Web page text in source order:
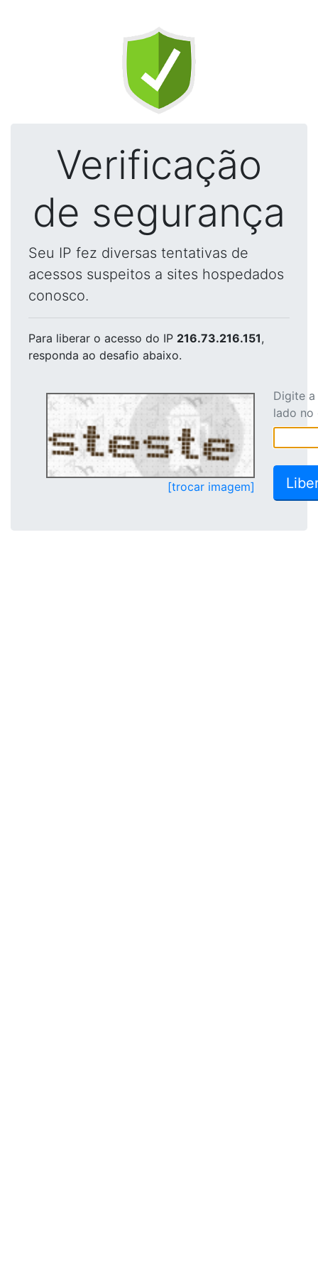
Verificação
de segurança
Seu IP fez diversas tentativas de
acessos suspeitos a sites hospedados
conosco.
Para liberar o acesso do IP 216.73.216.151,
responda ao desafio abaixo.
[trocar imagem]
Digite
lado no